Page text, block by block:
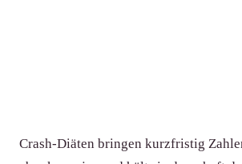
Crash-Diäten bringen kurzfristig